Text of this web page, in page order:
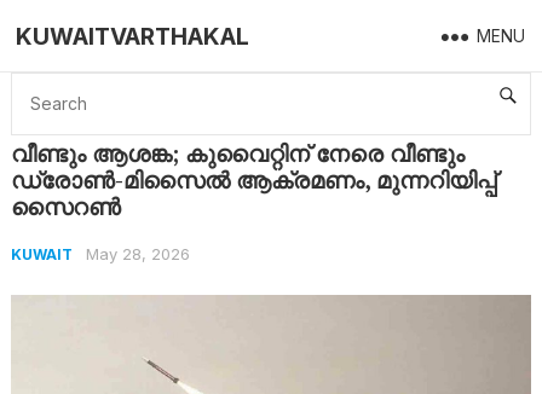
KUWAITVARTHAKAL MENU
Home Kuwait വീണ്ടും ആശങ്ക; കുവൈറ്റിന് നേരെ വീണ്ടും ഡ്രോൺ-മിസൈൽ ആക്രമണം, മുന്നറിയിപ്പ് സൈറൺ
വീണ്ടും ആശങ്ക; കുവൈറ്റിന് നേരെ വീണ്ടും
ഡ്രോൺ-മിസൈൽ ആക്രമണം, മുന്നറിയിപ്പ്
സൈറൺ
KUWAIT May 28, 2026